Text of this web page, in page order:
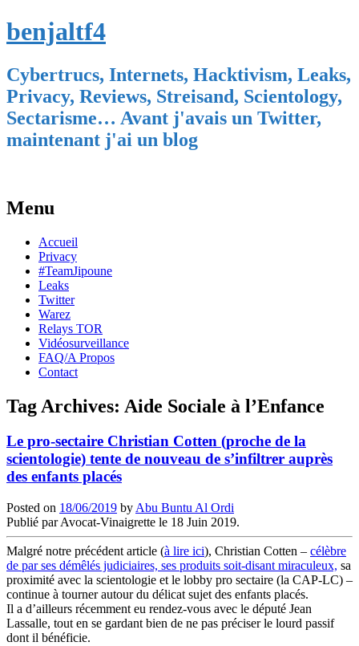
benjaltf4
Cybertrucs, Internets, Hacktivism, Leaks,
Privacy, Reviews, Streisand, Scientology,
Sectarisme… Avant j'avais un Twitter,
maintenant j'ai un blog
Menu
Skip
content
Accueil
Privacy
#TeamJipoune
Leaks
Twitter
Warez
Relays TOR
Vidéosurveillance
FAQ/A Propos
Contact
Tag Archives: Aide Sociale à l’Enfance
Le pro-sectaire Christian Cotten (proche de la
scientologie) tente de nouveau de s’infiltrer auprès
des enfants placés
Posted on 18/06/2019 by Abu Buntu Al Ordi
Publié par Avocat-Vinaigrette le 18 Juin 2019.
Malgré notre précédent article (à lire ici), Christian Cotten – célèbre
de par ses démêlés judiciaires, ses produits soit-disant miraculeux, sa
proximité avec la scientologie et le lobby pro sectaire (la CAP-LC) –
continue à tourner autour du délicat sujet des enfants placés.
Il a d’ailleurs récemment eu rendez-vous avec le député Jean
Lassalle, tout en se gardant bien de ne pas préciser le lourd passif
dont il bénéficie.